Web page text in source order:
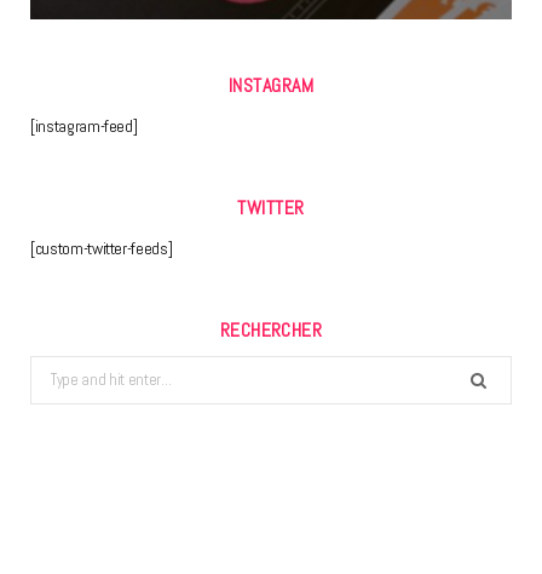
INSTAGRAM
[instagram-feed]
TWITTER
[custom-twitter-feeds]
RECHERCHER
Search
for: